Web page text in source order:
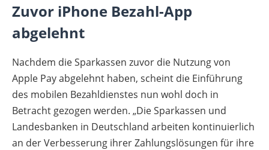
Zuvor iPhone Bezahl-App
abgelehnt
Nachdem die Sparkassen zuvor die Nutzung von
Apple Pay abgelehnt haben, scheint die Einführung
des mobilen Bezahldienstes nun wohl doch in
Betracht gezogen werden. „Die Sparkassen und
Landesbanken in Deutschland arbeiten kontinuierlich
an der Verbesserung ihrer Zahlungslösungen für ihre